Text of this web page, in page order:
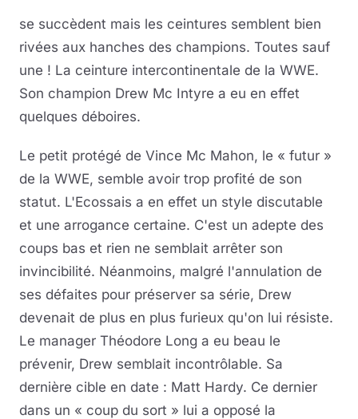
se succèdent mais les ceintures semblent bien
rivées aux hanches des champions. Toutes sauf
une ! La ceinture intercontinentale de la WWE.
Son champion Drew Mc Intyre a eu en effet
quelques déboires.
Le petit protégé de Vince Mc Mahon, le « futur »
de la WWE, semble avoir trop profité de son
statut. L'Ecossais a en effet un style discutable
et une arrogance certaine. C'est un adepte des
coups bas et rien ne semblait arrêter son
invincibilité. Néanmoins, malgré l'annulation de
ses défaites pour préserver sa série, Drew
devenait de plus en plus furieux qu'on lui résiste.
Le manager Théodore Long a eu beau le
prévenir, Drew semblait incontrôlable. Sa
dernière cible en date : Matt Hardy. Ce dernier
dans un « coup du sort » lui a opposé la